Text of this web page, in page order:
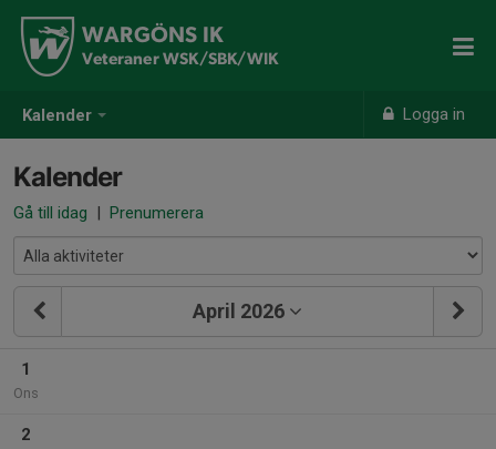
Kalender Logga in
WARGÖNS IK
Veteraner WSK/SBK/WIK
Kalender
Gå till idag | Prenumerera
April 2026
1
Ons
2